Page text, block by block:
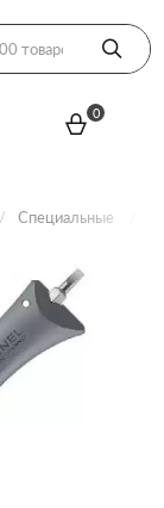
0
Специальные